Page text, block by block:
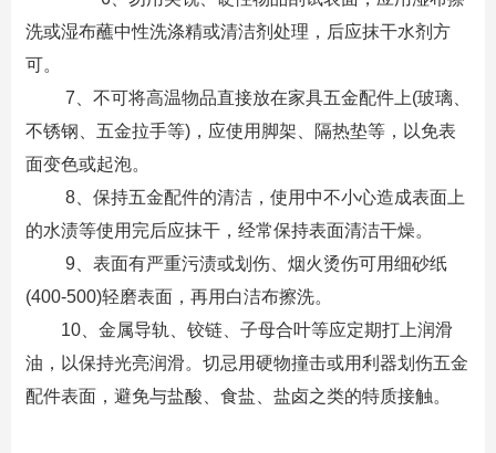
洗或湿布蘸中性洗涤精或清洁剂处理，后应抹干水剂方
可。
7、不可将高温物品直接放在家具五金配件上(玻璃、
不锈钢、五金拉手等)，应使用脚架、隔热垫等，以免表
面变色或起泡。
8、保持五金配件的清洁，使用中不小心造成表面上
的水渍等使用完后应抹干，经常保持表面清洁干燥。
9、表面有严重污渍或划伤、烟火烫伤可用细砂纸
(400-500)轻磨表面，再用白洁布擦洗。
10、金属导轨、铰链、子母合叶等应定期打上润滑
油，以保持光亮润滑。切忌用硬物撞击或用利器划伤五金
配件表面，避免与盐酸、食盐、盐卤之类的特质接触。